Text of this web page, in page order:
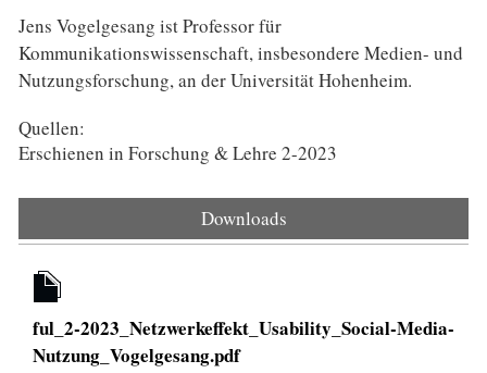
Jens Vogelgesang ist Professor für
Kommunikationswissenschaft, insbesondere Medien- und
Nutzungsforschung, an der Universität Hohenheim.
Quellen:
Erschienen in Forschung & Lehre 2-2023
Downloads
ful_2-2023_Netzwerkeffekt_Usability_Social-Media-
Nutzung_Vogelgesang.pdf